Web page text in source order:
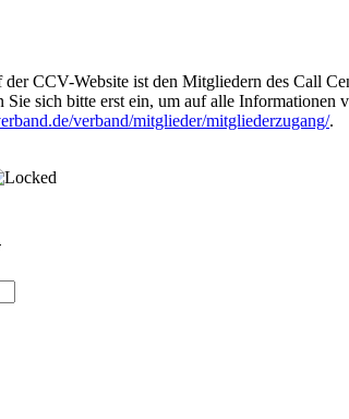
CCV-Website ist den Mitgliedern des Call
sich bitte erst ein, um auf alle Informationen
verband/mitglieder/mitgliederzugang/.